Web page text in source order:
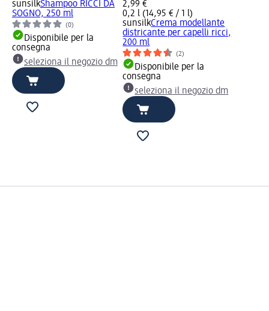
sunsilkShampoo RICCI DA
SOGNO, 250 ml
(0)
Disponibile per la
consegna
seleziona il negozio dm
2,99 €
0,2 l (14,95 € / 1 l)
sunsilkCrema modellante
districante per capelli ricci,
200 ml
(2)
Disponibile per la
consegna
seleziona il negozio dm